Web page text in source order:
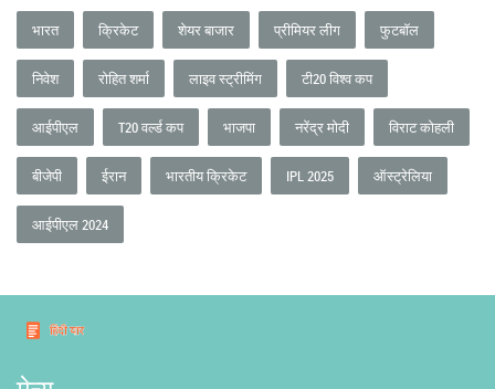
भारत क्रिकेट शेयर बाजार प्रीमियर लीग फुटबॉल
निवेश रोहित शर्मा लाइव स्ट्रीमिंग टी20 विश्व कप
आईपीएल T20 वर्ल्ड कप भाजपा नरेंद्र मोदी विराट कोहली
बीजेपी ईरान भारतीय क्रिकेट IPL 2025 ऑस्ट्रेलिया
आईपीएल 2024